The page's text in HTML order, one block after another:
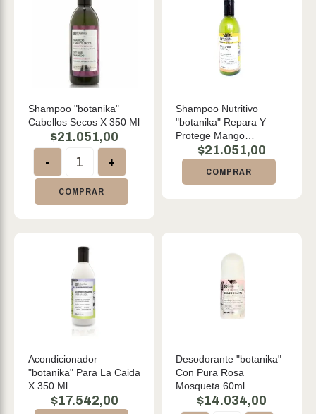
Shampoo "botanika"
Cabellos Secos X 350 Ml
$21.051,00
- +
COMPRAR
Shampoo Nutritivo
"botanika" Repara Y
Protege Mango
Almendra Y Coco 350ml
$21.051,00
COMPRAR
Acondicionador
"botanika" Para La Caida
X 350 Ml
$17.542,00
Desodorante "botanika"
Con Pura Rosa
Mosqueta 60ml
$14.034,00